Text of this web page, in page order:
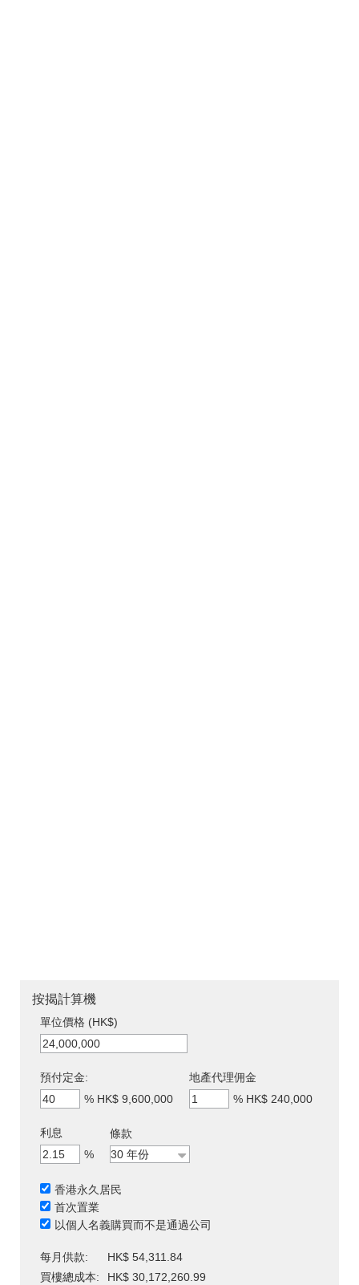
按揭計算機
單位價格 (HK$)
預付定金:
% HK$ 9,600,000
地產代理佣金
% HK$ 240,000
利息
%
條款
香港永久居民
首次置業
以個人名義購買而不是通過公司
每月供款:
HK$ 54,311.84
買樓總成本:
HK$ 30,172,260.99